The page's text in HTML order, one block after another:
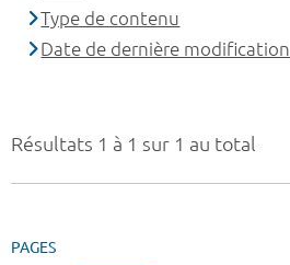
Résultats 1 à 1 sur 1 au total
PAGES
Type de contenu
Date de dernière modification